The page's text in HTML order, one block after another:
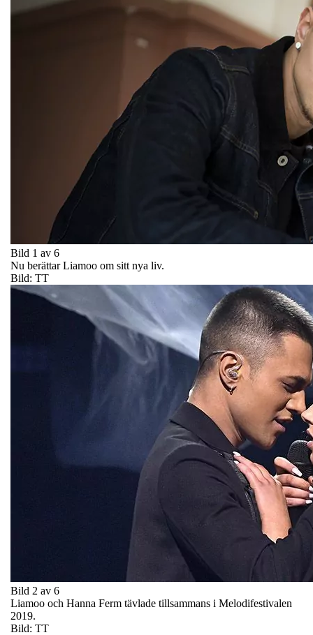
Bild 1 av 6
Nu berättar Liamoo om sitt nya liv.
Bild: TT
Bild 2 av 6
Liamoo och Hanna Ferm tävlade tillsammans i Melodifestivalen
2019.
Bild: TT